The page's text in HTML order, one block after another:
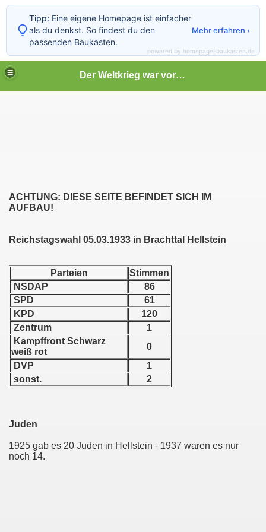
Der Weltkrieg war vor deiner Tür
ACHTUNG: DIESE SEITE BEFINDET SICH IM
AUFBAU!
Reichstagswahl 05.03.1933 in Brachttal Hellstein
Parteien
Stimmen
NSDAP
86
SPD
61
KPD
120
Zentrum
1
Kampffront Schwarz
weiß rot
0
DVP
1
sonst.
2
Juden
1925 gab es 20 Juden in Hellstein - 1937 waren es nur
noch 14.
Tipp: Eine eigene Homepage ist einfacher
als du denkst. So findest du den
passenden Baukasten.
Mehr erfahren ›
powered by homepage-baukasten.de